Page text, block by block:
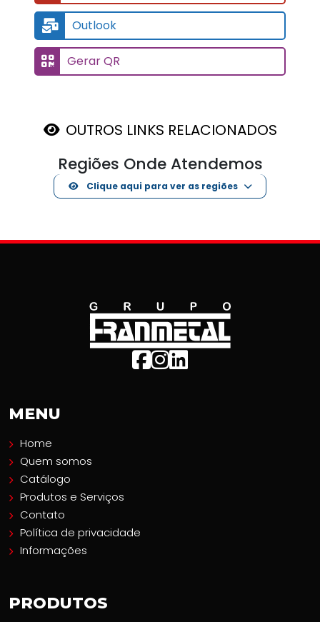
Outlook
Gerar QR
OUTROS LINKS RELACIONADOS
Regiões Onde Atendemos
Clique aqui para ver as regiões
MENU
Home
Quem somos
Catálogo
Produtos e Serviços
Contato
Política de privacidade
Informações
PRODUTOS